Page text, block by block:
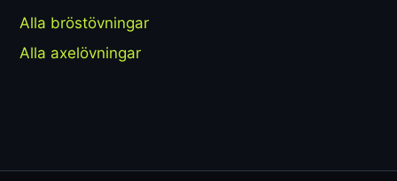
Alla bröstövningar
Alla axelövningar